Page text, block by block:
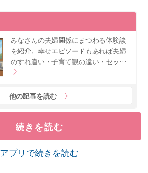
みなさんの夫婦関係にまつわる体験談
を紹介。幸せエピソードもあれば夫婦
のすれ違い・子育て観の違い・セッ…
他の記事を読む
続きを読む
アプリで続きを読む